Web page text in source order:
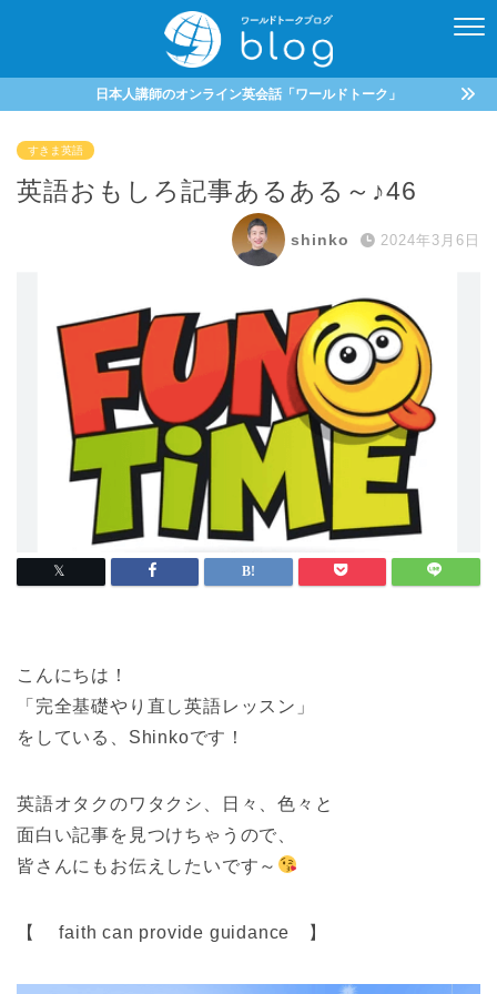
日本人講師のオンライン英会話「ワールドトーク」
すきま英語
英語おもしろ記事あるある～♪46
shinko 2024年3月6日
こんにちは！
「完全基礎やり直し英語レッスン」
をしている、Shinkoです！
英語オタクのワタクシ、日々、色々と
面白い記事を見つけちゃうので、
皆さんにもお伝えしたいです～
【 faith can provide guidance 】